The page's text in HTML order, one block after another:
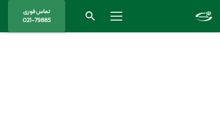
search
تماس فوری
021-79885